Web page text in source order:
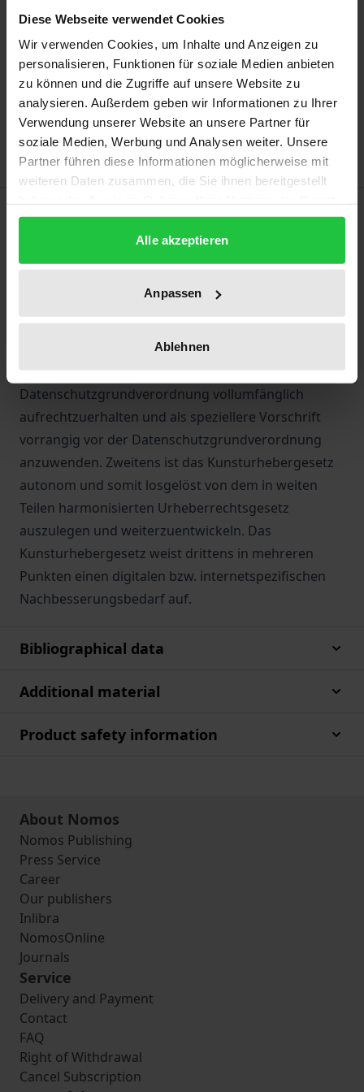
Diese Webseite verwendet Cookies
Wir verwenden Cookies, um Inhalte und Anzeigen zu
personalisieren, Funktionen für soziale Medien anbieten
zu können und die Zugriffe auf unsere Website zu
analysieren. Außerdem geben wir Informationen zu Ihrer
Verwendung unserer Website an unsere Partner für
soziale Medien, Werbung und Analysen weiter. Unsere
Partner führen diese Informationen möglicherweise mit
weiteren Daten zusammen, die Sie ihnen bereitgestellt
gesammelt haben.
Alle akzeptieren
Anpassen
Ablehnen
Prices include VAT. Depending on the delivery address, VAT
Add to Cart
Add to Wish List
Delivery cost notice
Kunsturhebergesetzes ausgelöst? Diese Frage
untersucht die vorliegende Arbeit und legt dabei die
folgenden drei Thesen zugrunde: Erstens ist das
Kunsturhebergesetz trotz Kollision mit der
Datenschutzgrundverordnung vollumfänglich
aufrechtzuerhalten und als speziellere Vorschrift
vorrangig vor der Datenschutzgrundverordnung
anzuwenden. Zweitens ist das Kunsturhebergesetz
autonom und somit losgelöst von dem in weiten
Teilen harmonisierten Urheberrechtsgesetz
auszulegen und weiterzuentwickeln. Das
Kunsturhebergesetz weist drittens in mehreren
Punkten einen digitalen bzw. internetspezifischen
Nachbesserungsbedarf auf.
Bibliographical data
Additional material
Product safety information
About Nomos
Nomos Publishing
Press Service
Career
Our publishers
Inlibra
NomosOnline
Journals
Service
Delivery and Payment
Contact
FAQ
Right of Withdrawal
Cancel Subscription